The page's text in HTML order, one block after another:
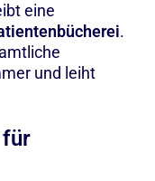
eine
.
und leiht
für